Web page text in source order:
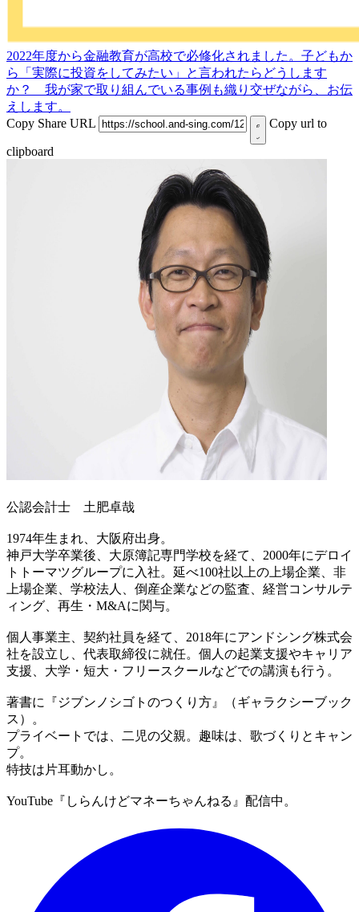
2022年度から金融教育が高校で必修化されました。子どもか
ら「実際に投資をしてみたい」と言われたらどうします
か？ 我が家で取り組んでいる事例も織り交ぜながら、お伝
えします。
Copy Share URL
Copy url to
clipboard
公認会計士 土肥卓哉
1974年生まれ、大阪府出身。
神戸大学卒業後、大原簿記専門学校を経て、2000年にデロイ
トトーマツグループに入社。延べ100社以上の上場企業、非
上場企業、学校法人、倒産企業などの監査、経営コンサルテ
ィング、再生・M&Aに関与。
個人事業主、契約社員を経て、2018年にアンドシング株式会
社を設立し、代表取締役に就任。個人の起業支援やキャリア
支援、大学・短大・フリースクールなどでの講演も行う。
著書に『ジブンノシゴトのつくり方』（ギャラクシーブック
ス）。
プライベートでは、二児の父親。趣味は、歌づくりとキャン
プ。
特技は片耳動かし。
YouTube『しらんけどマネーちゃんねる』配信中。